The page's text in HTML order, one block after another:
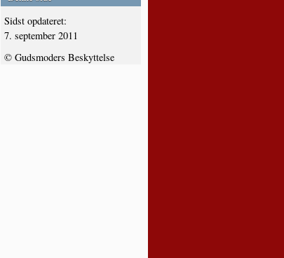
Sidst opdateret:
7. september 2011
© Gudsmoders Beskyttelse